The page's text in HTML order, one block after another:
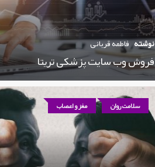
نوشته فاطمه قربانی
فروش وب سایت پزشکی تریتا
سلامت روان مغز و اعصاب